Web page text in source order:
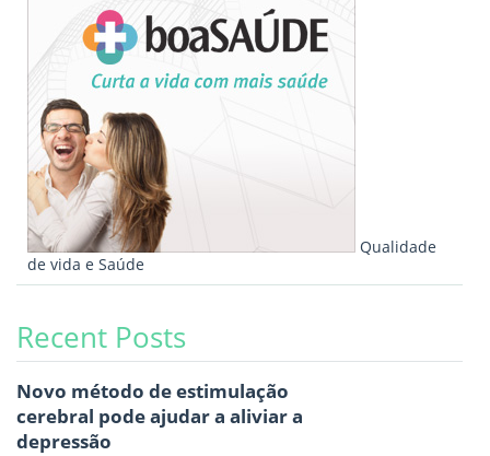
Qualidade
de vida e Saúde
Recent Posts
Novo método de estimulação
cerebral pode ajudar a aliviar a
depressão